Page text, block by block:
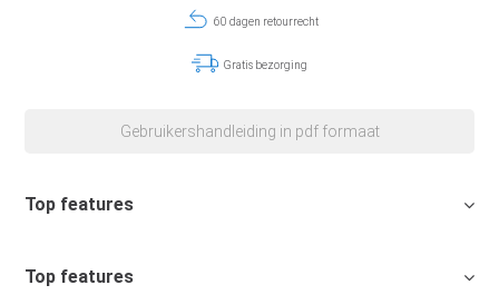
60 dagen retourrecht
Gratis bezorging
Gebruikershandleiding in pdf formaat
Top features
Top features